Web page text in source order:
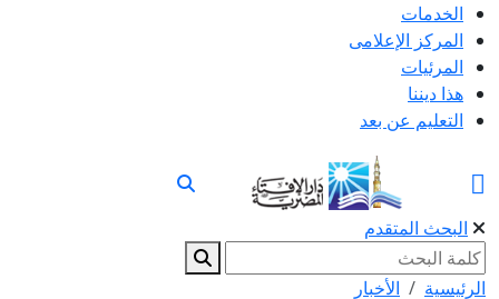
الخدمات
المركز الإعلامى
المرئيات
هذا ديننا
التعليم عن بعد
البحث المتقدم
الرئيسية
الأخبار